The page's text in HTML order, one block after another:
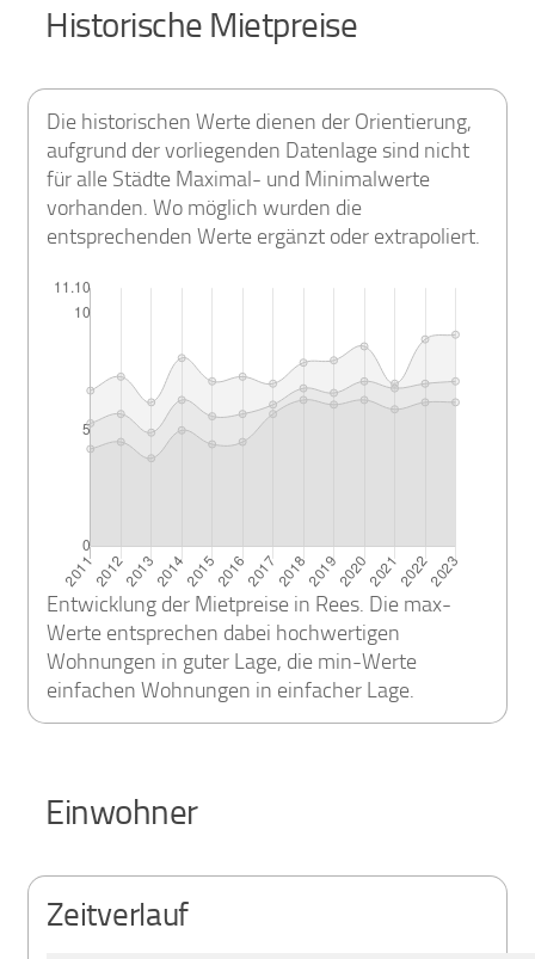
Historische Mietpreise
Die historischen Werte dienen der Orientierung,
aufgrund der vorliegenden Datenlage sind nicht
für alle Städte Maximal- und Minimalwerte
vorhanden. Wo möglich wurden die
entsprechenden Werte ergänzt oder extrapoliert.
Entwicklung der Mietpreise in Rees. Die max-
Werte entsprechen dabei hochwertigen
Wohnungen in guter Lage, die min-Werte
einfachen Wohnungen in einfacher Lage.
Einwohner
Zeitverlauf